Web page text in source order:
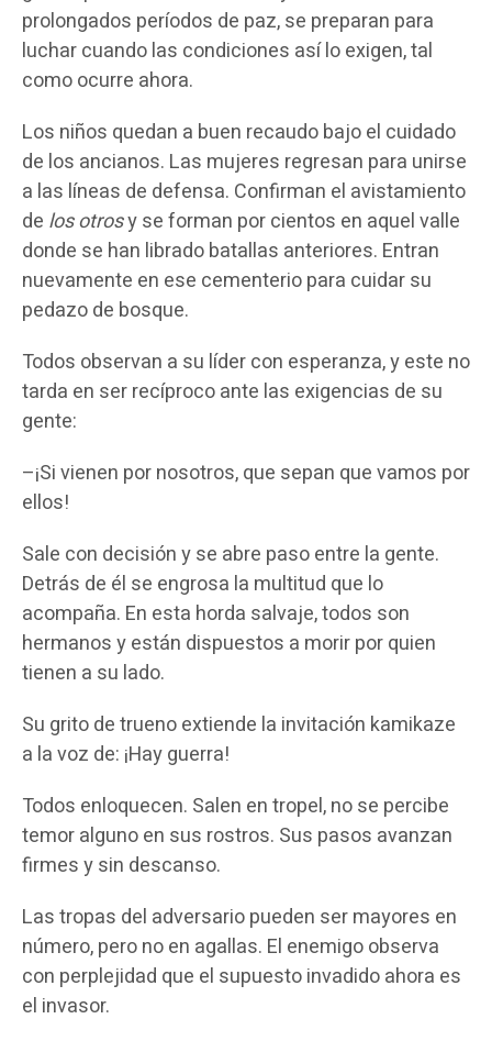
prolongados períodos de paz, se preparan para
luchar cuando las condiciones así lo exigen, tal
como ocurre ahora.
Los niños quedan a buen recaudo bajo el cuidado
de los ancianos. Las mujeres regresan para unirse
a las líneas de defensa. Confirman el avistamiento
de los otrosy se forman por cientos en aquel valle
donde se han librado batallas anteriores. Entran
nuevamente en ese cementerio para cuidar su
pedazo de bosque.
Todos observan a su líder con esperanza, y este no
tarda en ser recíproco ante las exigencias de su
gente:
–¡Si vienen por nosotros, que sepan que vamos por
ellos!
Sale con decisión y se abre paso entre la gente.
Detrás de él se engrosa la multitud que lo
acompaña. En esta horda salvaje, todos son
hermanos y están dispuestos a morir por quien
tienen a su lado.
Su grito de trueno extiende la invitación kamikaze
a la voz de: ¡Hay guerra!
Todos enloquecen. Salen en tropel, no se percibe
temor alguno en sus rostros. Sus pasos avanzan
firmes y sin descanso.
Las tropas del adversario pueden ser mayores en
número, pero no en agallas. El enemigo observa
con perplejidad que el supuesto invadido ahora es
el invasor.